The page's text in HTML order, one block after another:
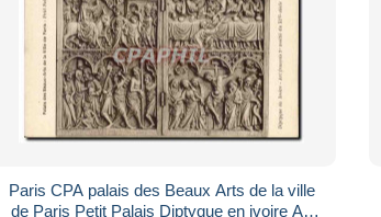
Paris CPA palais des Beaux Arts de la ville
de Paris Petit Palais Diptyque en ivoire Art